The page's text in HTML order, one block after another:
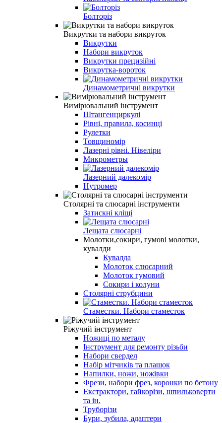
Болторіз
Викрутки та набори викруток
Викрутки
Набори викруток
Викрутки прецизійні
Викрутка-вороток
Динамометричні викрутки
Вимірювальний інструмент
Штангенциркулі
Рівні, правила, косинці
Рулетки
Товщиномір
Лазерні рівні. Нівеліри
Микрометры
Лазерний далекомір
Нутромер
Столярні та слюсарні інструменти
Затискні кліщі
Лещата слюсарні
Молотки,сокири, гумові молотки,
кувалди
Кувалда
Молоток слюсарний
Молоток гумовий
Сокири і колуни
Столярні струбцини
Стаместки. Набори стаместок
Ріжучий інструмент
Ножиці по металу
Інструмент для ремонту різьби
Набори свердел
Набір мітчиків та плашок
Напилки, ножи, ножівки
Фрези, набори фрез, коронки по бетону
Екстрактори, гайкорізи, шпильковерти
та ін.
Труборізи
Бури, зубила, адаптери